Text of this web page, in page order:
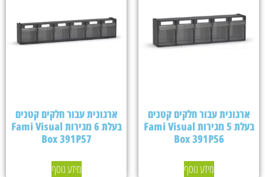
ארגונית עבור חלקים קטנים
בעלת 5 מגירות Fami Visual
Box 391P56
מידע נוסף
ארגונית עבור חלקים קטנים
בעלת 6 מגירות Fami Visual
Box 391P57
מידע נוסף